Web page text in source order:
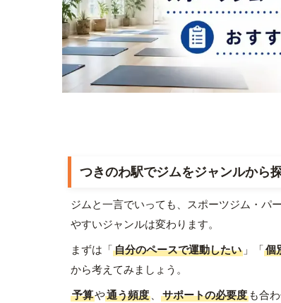
つきのわ駅でジムをジャンルから
ジムと一言でいっても、スポーツジム・パ
やすいジャンルは変わります。
まずは「自分のペースで運動したい 」「個
から考えてみましょう。
予算や通う頻度 、 サポートの必要度 も合